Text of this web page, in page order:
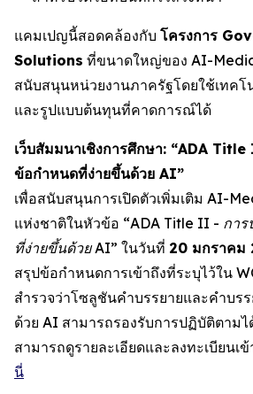
แคมเปญนี้สอดคล้องกับ โครงการ
Solutions ที่ขนาดใหญ่ของ AI-
สนับสนุนหน่วยงานภาครัฐโดยใช้เทค
และรูปแบบต้นทุนที่คาดการณ์ได้
เว็บสัมมนาเชิงการศึกษา: “ADA
ข้อกำหนดที่ง่ายขึ้นด้วย AI”
เพื่อสนับสนุนการเปิดตัวเพิ่มเติม AI-
แห่งชาติในหัวข้อ “ADA Title II - กา
ที่ง่ายขึ้นด้วย AI” ในวันที่ 20 มกราคม
สรุปข้อกำหนดการเข้าถึงที่ระบุไว้ใน
สำรวจว่าโซลูชันคำบรรยายและคำบร
ด้วย AI สามารถรองรับการปฏิบัติตามไ
สามารถดูรายละเอียดและลงทะเบียนเ
นี่